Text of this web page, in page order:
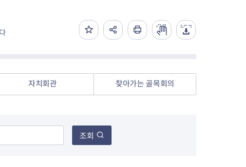
통합상담창구
공간 대관 시설 안내
나눔의 장터마당
현황
행정규제개혁
행정처분
법률상담
회
동
2동
공공기관
처사업
인
안전문화운동
우리 동네 안전지도
안전 체험·교육
재난유형별 주요정책사업
재난약자 행동요령
자치회관 찾아가는 골목회의
조회